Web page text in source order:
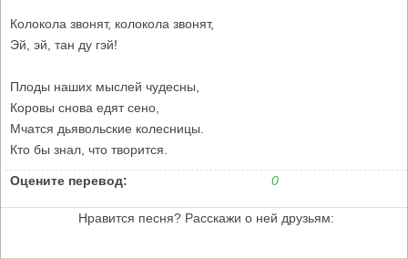
Колокола звонят, колокола звонят,
Эй, эй, тан ду гэй!
Плоды наших мыслей чудесны,
Коровы снова едят сено,
Мчатся дьявольские колесницы.
Кто бы знал, что творится.
Оцените перевод: 0
Нравится песня? Расскажи о ней друзьям: